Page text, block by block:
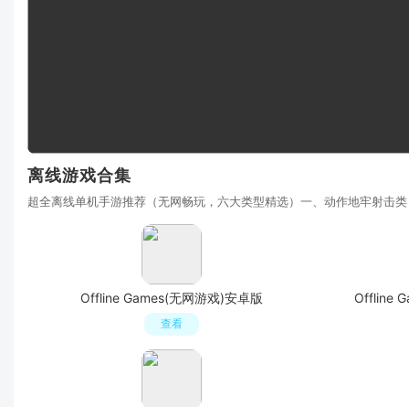
离线游戏合集
超全离线单机手游推荐（无网畅玩，六大类型精选）一、动作地牢射击
Offline Games(无网游戏)安卓版
查看
Offline